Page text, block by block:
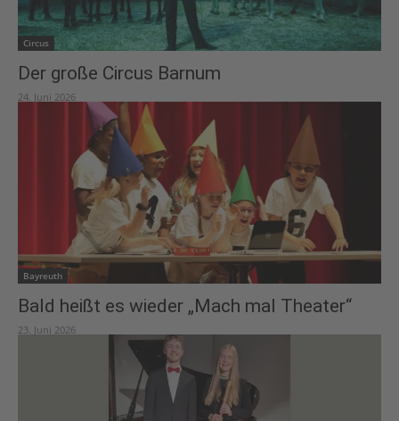
Circus
Der große Circus Barnum
24. Juni 2026
Bayreuth
Bald heißt es wieder „Mach mal Theater“
23. Juni 2026